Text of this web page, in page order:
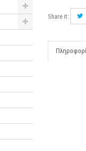
Share it: